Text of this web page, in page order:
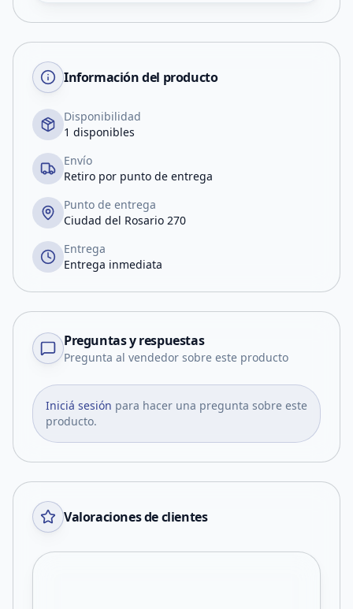
Información del producto
Disponibilidad
1 disponibles
Envío
Retiro por punto de entrega
Punto de entrega
Ciudad del Rosario 270
Entrega
Entrega inmediata
Preguntas y respuestas
Pregunta al vendedor sobre este producto
Iniciá sesión para hacer una pregunta sobre este
producto.
Valoraciones de clientes